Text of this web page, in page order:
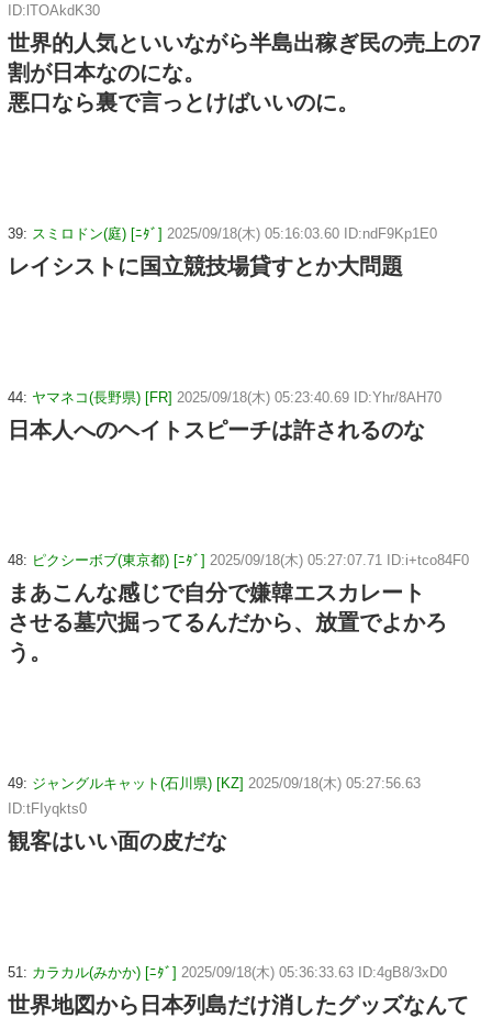
ID:lTOAkdK30
世界的人気といいながら半島出稼ぎ民の売上の7
割が日本なのにな。
悪口なら裏で言っとけばいいのに。
39: スミロドン(庭) [ﾆﾀﾞ] 2025/09/18(木) 05:16:03.60 ID:ndF9Kp1E0
レイシストに国立競技場貸すとか大問題
44: ヤマネコ(長野県) [FR] 2025/09/18(木) 05:23:40.69 ID:Yhr/8AH70
日本人へのヘイトスピーチは許されるのな
48: ピクシーボブ(東京都) [ﾆﾀﾞ] 2025/09/18(木) 05:27:07.71 ID:i+tco84F0
まあこんな感じで自分で嫌韓エスカレート
させる墓穴掘ってるんだから、放置でよかろ
う。
49: ジャングルキャット(石川県) [KZ] 2025/09/18(木) 05:27:56.63
ID:tFIyqkts0
観客はいい面の皮だな
51: カラカル(みかか) [ﾆﾀﾞ] 2025/09/18(木) 05:36:33.63 ID:4gB8/3xD0
世界地図から日本列島だけ消したグッズなんて